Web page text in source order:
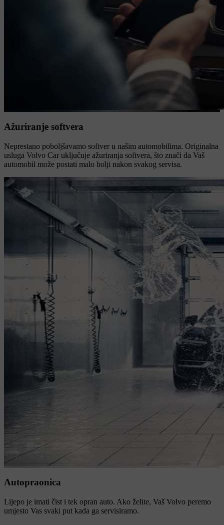
Ažuriranje softvera
Neprestano poboljšavamo softver u našim automobilima. Originalna
usluga Volvo Car uključuje ažuriranja softvera, što znači da Vaš
automobil može postati malo bolji nakon svakog servisa.
Autopraonica
Lijepo je imati čist i tek opran auto. Ako želite, Vaš Volvo peremo
umjesto Vas svaki put kada ga servisiramo.